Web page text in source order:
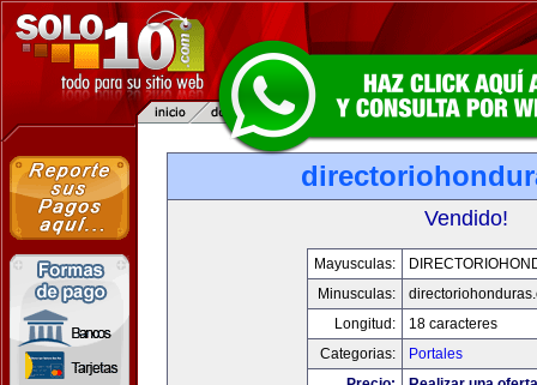
Vendido!
Mayusculas:
Minusculas:
Longitud:
18 caracteres
Categorias:
Portales